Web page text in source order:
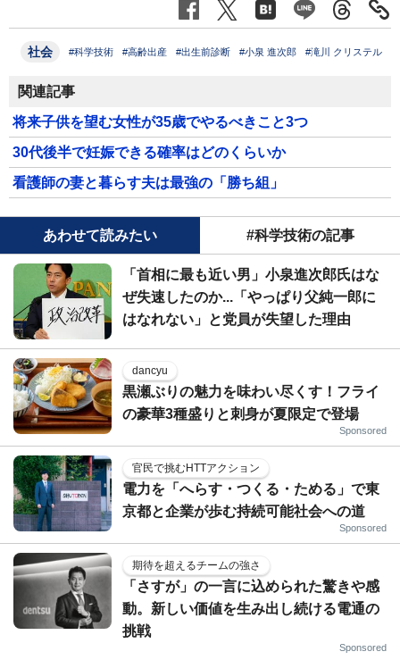
社会 #科学技術 #高齢出産 #出生前診断 #小泉 進次郎 #滝川 クリステル
関連記事
将来子供を望む女性が35歳でやるべきこと3つ
30代後半で妊娠できる確率はどのくらいか
看護師の妻と暮らす夫は最強の「勝ち組」
あわせて読みたい #科学技術の記事
「首相に最も近い男」小泉進次郎氏はな
ぜ失速したのか...「やっぱり父純一郎に
はなれない」と党員が失望した理由
dancyu
黒瀬ぶりの魅力を味わい尽くす！フライ
の豪華3種盛りと刺身が夏限定で登場
Sponsored
官民で挑むHTTアクション
電力を「へらす・つくる・ためる」で東
京都と企業が歩む持続可能社会への道
Sponsored
期待を超えるチームの強さ
「さすが」の一言に込められた驚きや感
動。新しい価値を生み出し続ける電通の
挑戦
Sponsored